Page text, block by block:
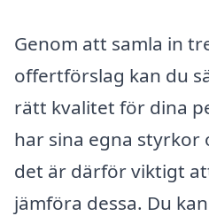
Genom att samla in
offertförslag kan du
rätt kvalitet för dina
har sina egna styrkor
det är därför viktigt
jämföra dessa. Du